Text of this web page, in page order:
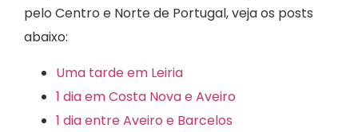
pelo Centro e Norte de Portugal, veja os posts
abaixo:
Uma tarde em Leiria
1 dia em Costa Nova e Aveiro
1 dia entre Aveiro e Barcelos